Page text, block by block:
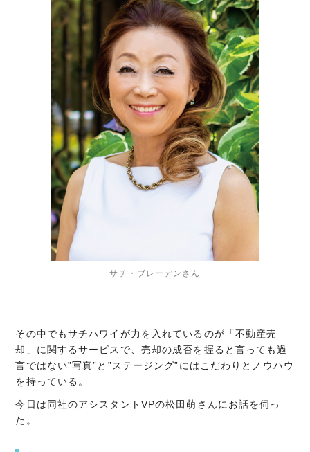
サチ・ブレーデンさん
その中でもサチハワイが力を入れているのが「不動産売
却」に関するサービスで、売却の成否を握ると言っても過
言ではない”写真”と”ステージング”にはこだわりとノウハウ
を持っている。
今日は同社のアシスタントVPの松田萌さんにお話を伺っ
た。